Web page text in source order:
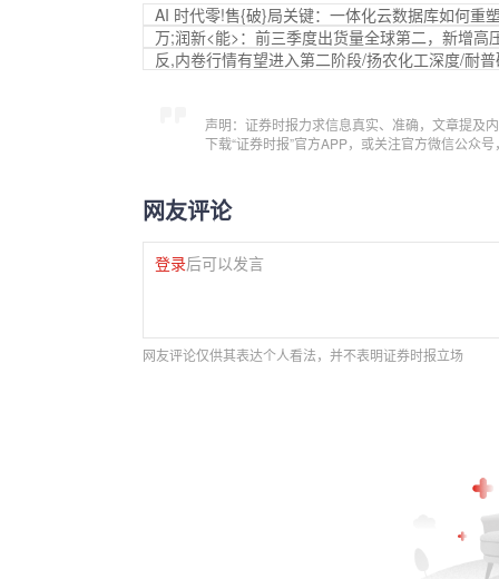
AI 时代零!售{破}局关键：一体化云数据库如何重
万;润新<能>：前三季度出货量全球第二，新增高
反,内卷行情有望进入第二阶段/扬农化工深度/耐
声明：证券时报力求信息真实、准确，文章提及
下载“证券时报”官方APP，或关注官方微信公众
网友评论
登录后可以发言
网友评论仅供其表达个人看法，并不表明证券时报立场